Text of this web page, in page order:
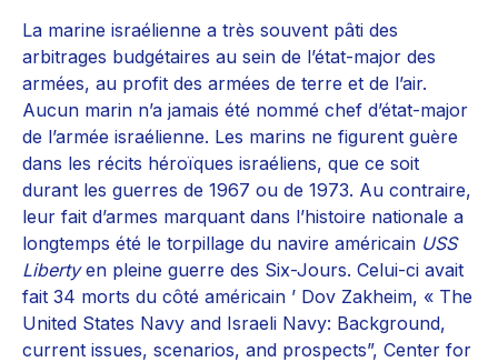
La marine israélienne a très souvent pâti des
arbitrages budgétaires au sein de l’état-major des
armées, au profit des armées de terre et de l’air.
Aucun marin n’a jamais été nommé chef d’état-major
de l’armée israélienne. Les marins ne figurent guère
dans les récits héroïques israéliens, que ce soit
durant les guerres de 1967 ou de 1973. Au contraire,
leur fait d’armes marquant dans l’histoire nationale a
longtemps été le torpillage du navire américain USS
Libertyen pleine guerre des Six-Jours. Celui-ci avait
fait 34 morts du côté américain ’ Dov Zakheim, « The
United States Navy and Israeli Navy: Background,
current issues, scenarios, and prospects”, Center for